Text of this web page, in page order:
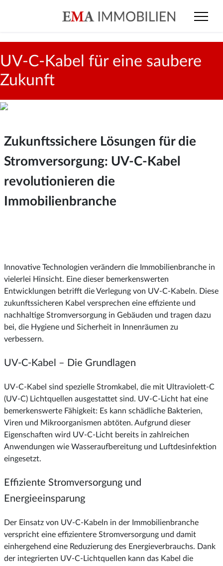
UV-C-Kabel für eine saubere
Zukunft
Zukunftssichere Lösungen für die
Stromversorgung: UV-C-Kabel
revolutionieren die
Immobilienbranche
Innovative Technologien verändern die Immobilienbranche in
vielerlei Hinsicht. Eine dieser bemerkenswerten
Entwicklungen betrifft die Verlegung von UV-C-Kabeln. Diese
zukunftssicheren Kabel versprechen eine effiziente und
nachhaltige Stromversorgung in Gebäuden und tragen dazu
bei, die Hygiene und Sicherheit in Innenräumen zu
verbessern.
UV-C-Kabel – Die Grundlagen
UV-C-Kabel sind spezielle Stromkabel, die mit Ultraviolett-C
(UV-C) Lichtquellen ausgestattet sind. UV-C-Licht hat eine
bemerkenswerte Fähigkeit: Es kann schädliche Bakterien,
Viren und Mikroorganismen abtöten. Aufgrund dieser
Eigenschaften wird UV-C-Licht bereits in zahlreichen
Anwendungen wie Wasseraufbereitung und Luftdesinfektion
eingesetzt.
Effiziente Stromversorgung und
Energieeinsparung
Der Einsatz von UV-C-Kabeln in der Immobilienbranche
verspricht eine effizientere Stromversorgung und damit
einhergehend eine Reduzierung des Energieverbrauchs. Dank
der integrierten UV-C-Lichtquellen kann das Kabel die